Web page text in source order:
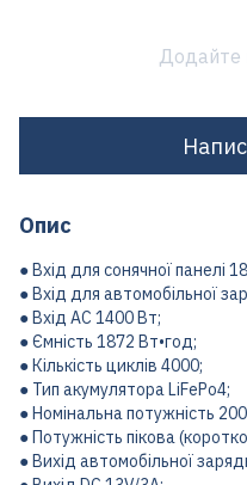
Додайте
Опис
● Вхід для сонячної панелі
● Вхід для автомобільної
● Вхід АС 1400 Вт;
● Ємність 1872 Вт•год;
● Кількість циклів 4000;
● Тип акумулятора LiFePo4;
● Номінальна потужність
● Потужність пікова
● Вихід автомобільної